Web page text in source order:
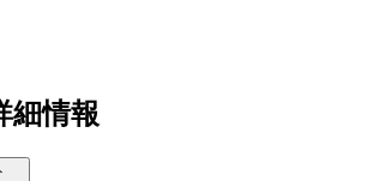
細情報